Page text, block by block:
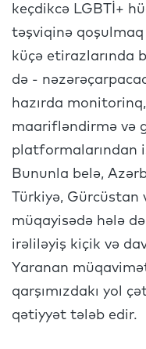
keçdikcə LGBTİ+
təşviqinə
küçə etirazlarında
də -
hazırda
maarifləndirmə və
platformalarından
Bununla belə,
Türkiyə, Gürcüstan
müqayisədə hələ
irəliləyiş kiçik və
Yaranan
qarşımızdakı yol
qətiyyət tələb edir.